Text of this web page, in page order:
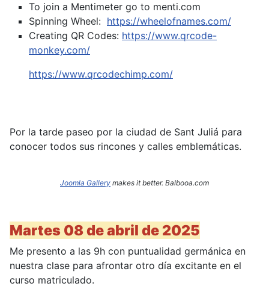
To join a Mentimeter go to menti.com
Spinning Wheel: https://wheelofnames.com/
Creating QR Codes: https://www.qrcode-
monkey.com/
https://www.qrcodechimp.com/
Por la tarde paseo por la ciudad de Sant Juliá para
conocer todos sus rincones y calles emblemáticas.
Joomla Gallery makes it better. Balbooa.com
Martes 08 de abril de 2025
Me presento a las 9h con puntualidad germánica en
nuestra clase para afrontar otro día excitante en el
curso matriculado.